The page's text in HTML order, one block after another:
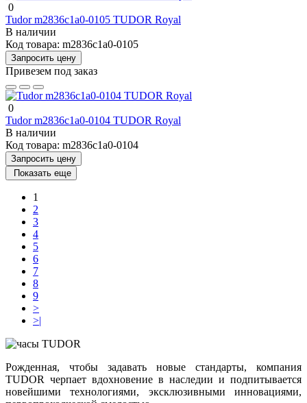
0
Tudor m2836c1a0-0105 TUDOR Royal
В наличии
Код товара: m2836c1a0-0105
Запросить цену
Привезем под заказ
0
Tudor m2836c1a0-0104 TUDOR Royal
В наличии
Код товара: m2836c1a0-0104
Запросить цену
Показать еще
1
2
3
4
5
6
7
8
9
>
>|
Рожденная, чтобы задавать новые стандарты, компания
TUDOR черпает вдохновение в наследии и подпитывается
новейшими технологиями, эксклюзивными инновациями,